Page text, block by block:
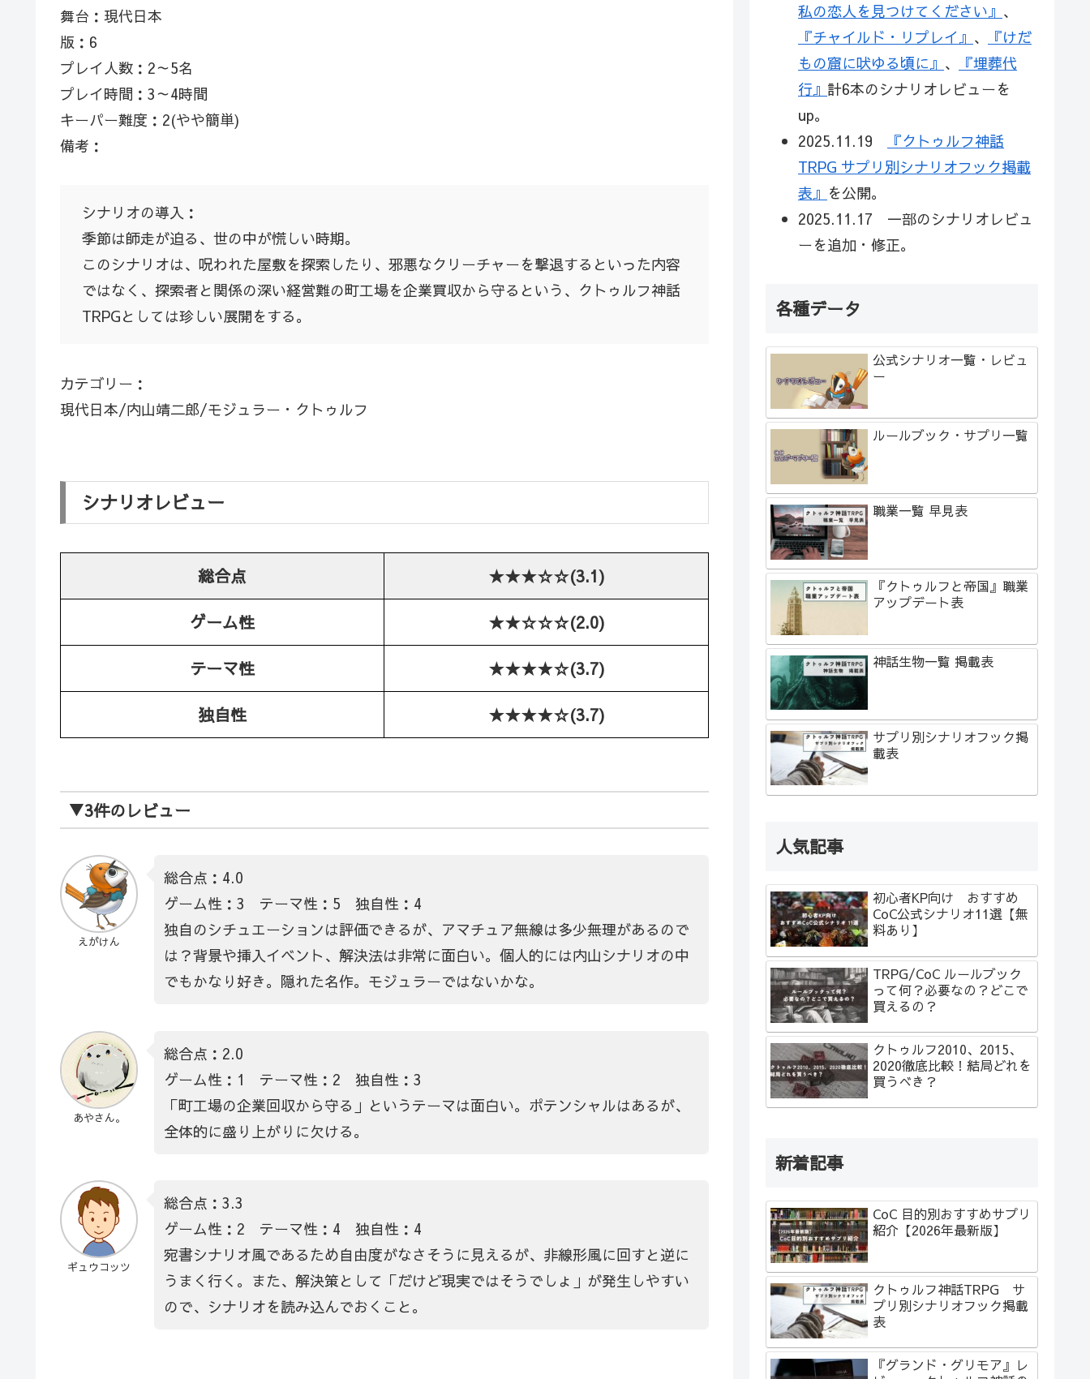
舞台：現代日本
版：6
プレイ人数：2～5名
プレイ時間：3～4時間
キーパー難度：2(やや簡単)
備考：
シナリオの導入：
季節は師走が迫る、世の中が慌しい時期。
このシナリオは、呪われた屋敷を探索したり、邪悪なクリーチャーを撃退するといった内容
ではなく、探索者と関係の深い経営難の町工場を企業買収から守るという、クトゥルフ神話
TRPGとしては珍しい展開をする。
カテゴリー：
現代日本/内山靖二郎/モジュラー・クトゥルフ
シナリオレビュー
総合点 ★★★☆☆(3.1)
ゲーム性 ★★☆☆☆(2.0)
テーマ性 ★★★★☆(3.7)
独自性 ★★★★☆(3.7)
▼3件のレビュー
えがけん
総合点：4.0
ゲーム性：3 テーマ性：5 独自性：4
独自のシチュエーションは評価できるが、アマチュア無線は多少無理があるので
は？背景や挿入イベント、解決法は非常に面白い。個人的には内山シナリオの中
でもかなり好き。隠れた名作。モジュラーではないかな。
あやさん。
総合点：2.0
ゲーム性：1 テーマ性：2 独自性：3
「町工場の企業回収から守る」というテーマは面白い。ポテンシャルはあるが、
全体的に盛り上がりに欠ける。
ギュウコッツ
総合点：3.3
ゲーム性：2 テーマ性：4 独自性：4
宛書シナリオ風であるため自由度がなさそうに見えるが、非線形風に回すと逆に
うまく行く。また、解決策として「だけど現実ではそうでしょ」が発生しやすい
ので、シナリオを読み込んでおくこと。
私の恋人を見つけてください』 、
『チャイルド・リプレイ』 、
『けだ
もの窟に吠ゆる頃に』 、
『埋葬代
行』 計6本のシナリオレビューを
up。
2025.11.19
『クトゥルフ神話
TRPG サプリ別シナリオフック掲載
表』 を公開。
2025.11.17 一部のシナリオレビュ
ーを追加・修正。
各種データ
公式シナリオ一覧・レビュ
ー
ルールブック・サプリ一覧
職業一覧 早見表
『クトゥルフと帝国』職業
アップデート表
神話生物一覧 掲載表
サプリ別シナリオフック掲
載表
人気記事
初心者KP向け おすすめ
CoC公式シナリオ11選【無
料あり】
TRPG/CoC ルールブック
って何？必要なの？どこで
買えるの？
クトゥルフ2010、2015、
2020徹底比較！結局どれを
買うべき？
新着記事
CoC 目的別おすすめサプリ
紹介【2026年最新版】
クトゥルフ神話TRPG サ
プリ別シナリオフック掲載
表
『グランド・グリモア』レ